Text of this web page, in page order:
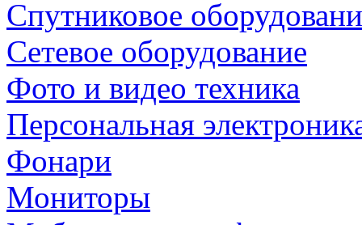
Спутниковое
Сетевое оборудование
Фото и видео техника
Персональная
Фонари
Мониторы